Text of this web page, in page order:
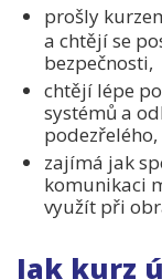
prošly
a chtějí se
bezpečnosti,
chtějí lépe
systémů a
podezřelého,
zajímá jak
komunikaci
využít při
Jak kurz